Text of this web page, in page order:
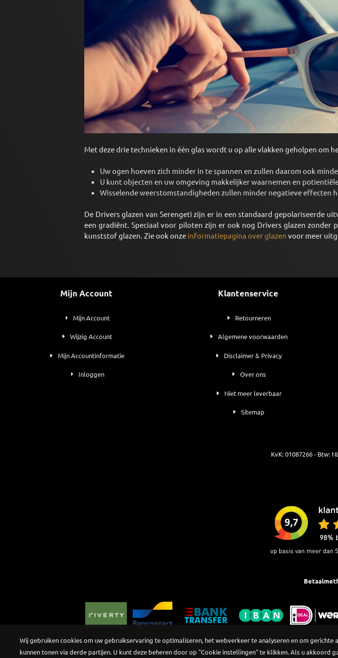
Met deze drie technieken in één glas wordt u op alle vlakken geholpen om
Uw ogen hoeven zich minder in te spannen en zullen daarom ook
U kunt objecten en uw omgeving makkelijker waarnemen en
Wisselende weerstomstandigheden zullen minder negatieve effecten
De Drivers glazen van Serengeti zijn er in een standaard gepolariseerde
een gradiënt. Speciaal voor piloten zijn er ook nog Drivers glazen zonder
kunststof glazen. Zie ook onze informatiepagina over glazen voor meer
Mijn Account
Mijn Account
Wijzig Account
Mijn Accountinformatie
Inloggen
Klantenservice
Retourneren
Algemene voorwaarden
Disclaimer & Privacy
Over ons
Niet meer leverbaar
Sitemap
KvK: 01087266 - Btw:
Wij gebruiken cookies om uw gebruikservaring te optimaliseren, het webverkeer te analyseren en om gerichte
kunnen tonen via derde partijen. U kunt deze beheren door op "Cookie instellingen" te klikken. Als u akkoord